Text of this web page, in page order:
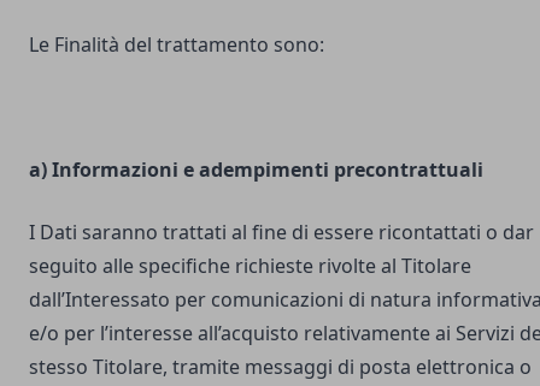
Le Finalità del trattamento sono:
a) Informazioni e adempimenti precontrattuali
I Dati saranno trattati al fine di essere ricontattati o dar
seguito alle specifiche richieste rivolte al Titolare
dall’Interessato per comunicazioni di natura
e/o per l’interesse all’acquisto relativamente ai Servizi
stesso Titolare, tramite messaggi di posta elettronica o